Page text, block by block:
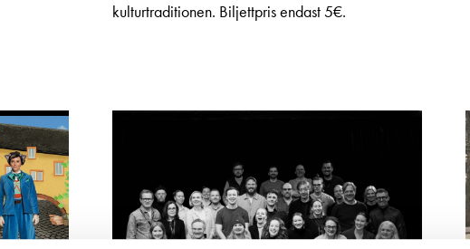
kulturtraditionen. Biljettpris endast 5€.